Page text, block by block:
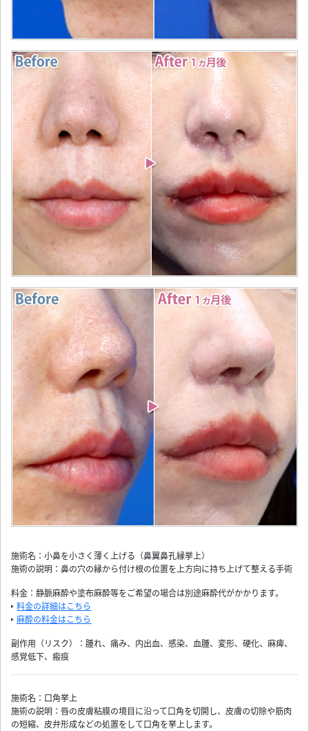
施術名：小鼻を小さく薄く上げる（鼻翼鼻孔縁挙上）
施術の説明：鼻の穴の縁から付け根の位置を上方向に持ち上げて整える手術
料金：静脈麻酔や塗布麻酔等をご希望の場合は別途麻酔代がかかります。
料金の詳細はこちら
麻酔の料金はこちら
副作用（リスク）：腫れ、痛み、内出血、感染、血腫、変形、硬化、麻痺、
感覚低下、瘢痕
施術名：口角挙上
施術の説明：唇の皮膚粘膜の境目に沿って口角を切開し、皮膚の切除や筋肉
の短縮、皮弁形成などの処置をして口角を挙上します。